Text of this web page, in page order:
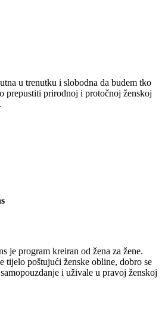
u trenutku i slobodna da budem tko
prepustiti prirodnoj i protočnoj ženskoj
je program kreiran od žena za žene.
tijelo poštujući ženske obline, dobro se
i uživale u pravoj ženskoj